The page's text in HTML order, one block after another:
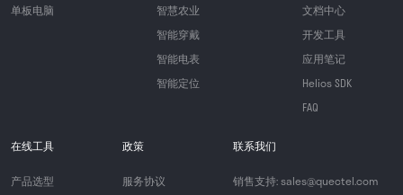
单板电脑
智慧农业
智能穿戴
智能电表
智能定位
文档中心
开发工具
应用笔记
Helios SDK
FAQ
在线工具
产品选型
政策
服务协议
联系我们
销售支持: sales@quectel.com